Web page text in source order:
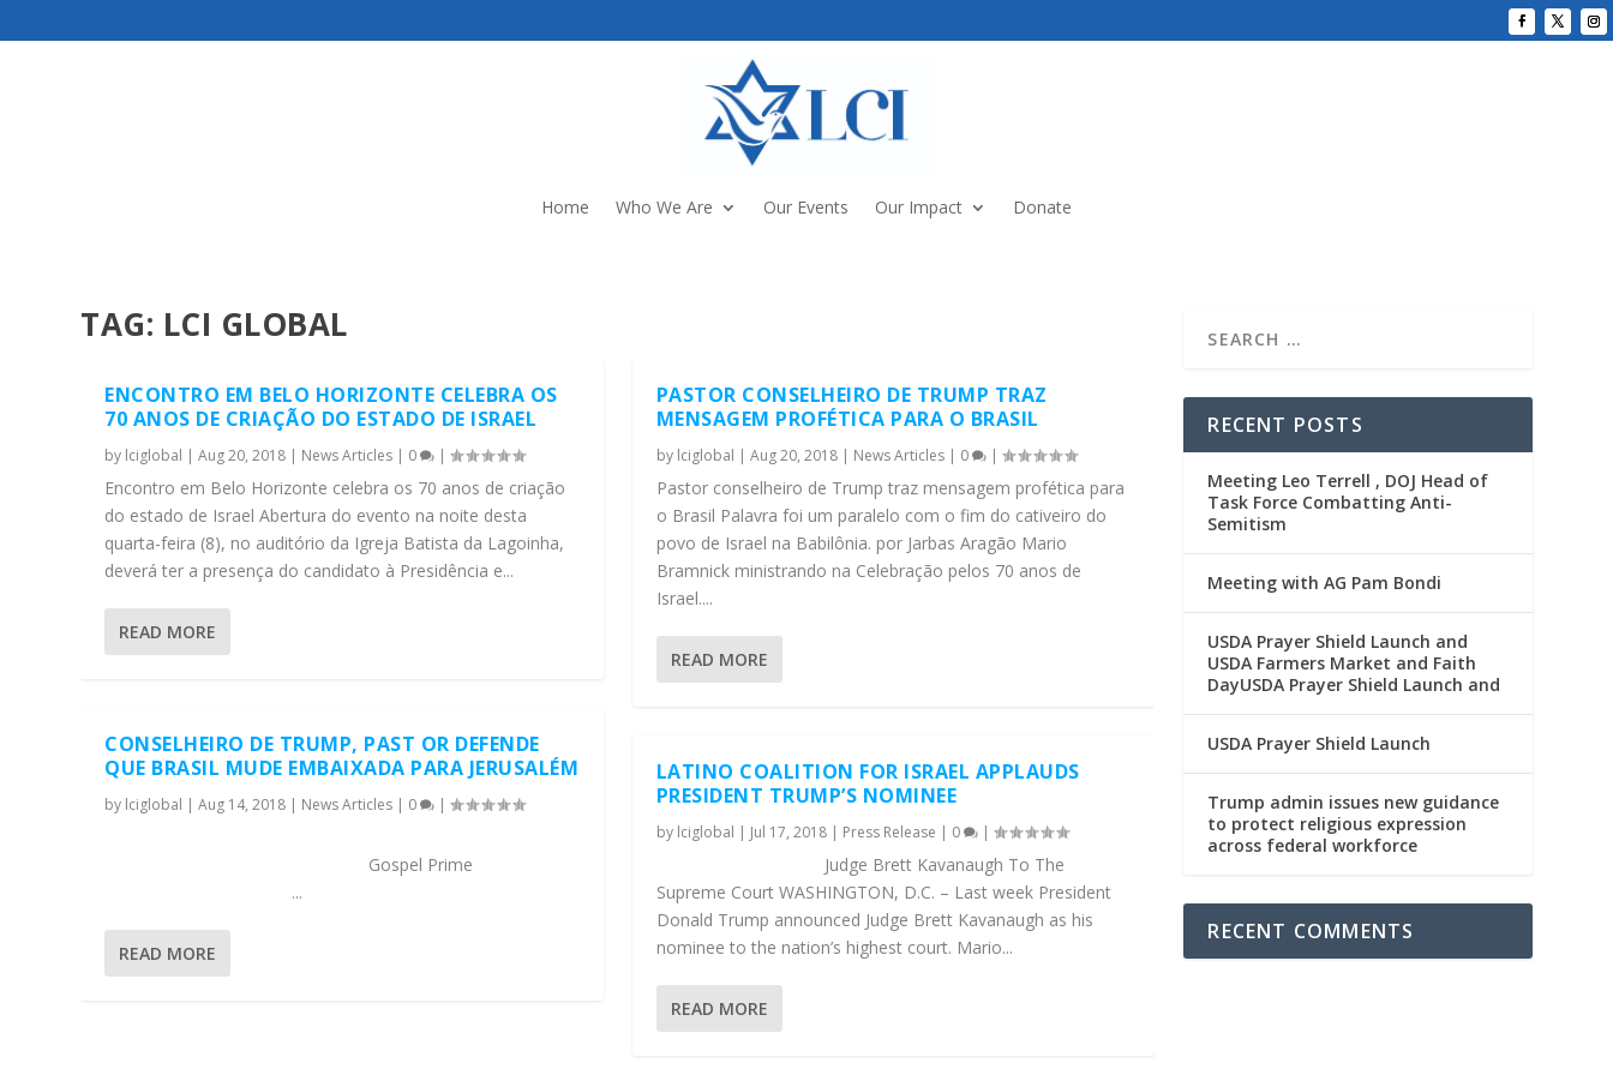
Home Who We Are Our Events Our Impact Donate
TAG: LCI GLOBAL
ENCONTRO EM BELO HORIZONTE CELEBRA OS
70 ANOS DE CRIAÇÃO DO ESTADO DE ISRAEL
by lciglobal |Aug 20, 2018 | News Articles | 0 |
Encontro em Belo Horizonte celebra os 70 anos de criação
do estado de Israel Abertura do evento na noite desta
quarta-feira (8), no auditório da Igreja Batista da Lagoinha,
deverá ter a presença do candidato à Presidência e...
READ MORE
CONSELHEIRO DE TRUMP, PAST OR DEFENDE
QUE BRASIL MUDE EMBAIXADA PARA JERUSALÉM
by lciglobal |Aug 14, 2018 | News Articles | 0 |
Gospel Prime
...
READ MORE
PASTOR CONSELHEIRO DE TRUMP TRAZ
MENSAGEM PROFÉTICA PARA O BRASIL
by lciglobal | Aug 20, 2018| News Articles| 0 |
Pastor conselheiro de Trump traz mensagem profética para
o Brasil Palavra foi um paralelo com o fim do cativeiro do
povo de Israel na Babilônia. por Jarbas Aragão Mario
Bramnick ministrando na Celebração pelos 70 anos de
Israel....
READ MORE
LATINO COALITION FOR ISRAEL APPLAUDS
PRESIDENT TRUMP’S NOMINEE
by lciglobal | Jul 17, 2018| Press Release | 0 |
Judge Brett Kavanaugh To The
Supreme Court WASHINGTON, D.C. – Last week President
Donald Trump announced Judge Brett Kavanaugh as his
nominee to the nation’s highest court. Mario...
READ MORE
RECENT POSTS
Meeting Leo Terrell , DOJ Head of
Task Force Combatting Anti-
Semitism
Meeting with AG Pam Bondi
USDA Prayer Shield Launch and
USDA Farmers Market and Faith
DayUSDA Prayer Shield Launch and
USDA Prayer Shield Launch
Trump admin issues new guidance
to protect religious expression
across federal workforce
RECENT COMMENTS